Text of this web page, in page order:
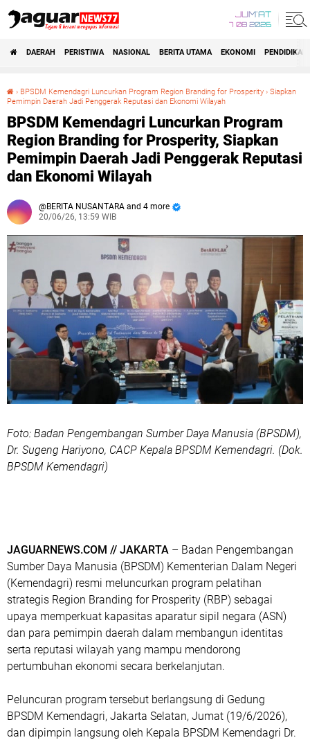
JUM'AT
7 08 2026
DAERAH PERISTIWA NASIONAL BERITA UTAMA EKONOMI PENDIDIKAN
› ‎BPSDM Kemendagri Luncurkan Program Region Branding for Prosperity › Siapkan
Pemimpin Daerah Jadi Penggerak Reputasi dan Ekonomi Wilayah
‎BPSDM Kemendagri Luncurkan Program
Region Branding for Prosperity, Siapkan
Pemimpin Daerah Jadi Penggerak Reputasi
dan Ekonomi Wilayah
BERITA NUSANTARA and 4 more
20/06/26, 13:59 WIB
Foto: Badan Pengembangan Sumber Daya Manusia (BPSDM),
Dr. Sugeng Hariyono, CACP Kepala BPSDM Kemendagri. (Dok.
BPSDM Kemendagri)
‎JAGUARNEWS.COM // JAKARTA – Badan Pengembangan
Sumber Daya Manusia (BPSDM) Kementerian Dalam Negeri
(Kemendagri) resmi meluncurkan program pelatihan
strategis Region Branding for Prosperity (RBP) sebagai
upaya memperkuat kapasitas aparatur sipil negara (ASN)
dan para pemimpin daerah dalam membangun identitas
serta reputasi wilayah yang mampu mendorong
pertumbuhan ekonomi secara berkelanjutan.
Peluncuran program tersebut berlangsung di Gedung
BPSDM Kemendagri, Jakarta Selatan, Jumat (19/6/2026),
dan dipimpin langsung oleh Kepala BPSDM Kemendagri Dr.